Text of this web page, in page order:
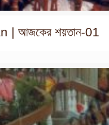
| আজকের শয়তান-01